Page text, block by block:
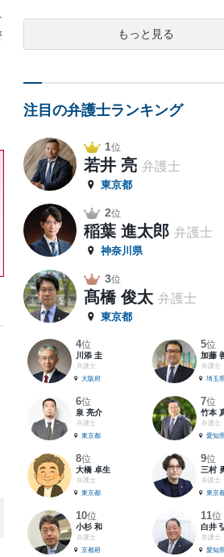
もっと見る
注目の弁護士ランキング
1位
若井 亮 弁護士
東京都
2位
稲葉 進太郎 弁護士
神奈川県
3位
髙橋 俊太 弁護士
東京都
4位
川添 圭
弁護士
大阪府
5位
加藤
弁護士
埼玉
6位
泉 亮介
弁護士
東京都
7位
竹本
弁護士
愛知
8位
大橋 卓生
弁護士
東京都
9位
三村
弁護士
東京
10位
小杉 和
弁護士
京都府
11位
白井
弁護士
愛知